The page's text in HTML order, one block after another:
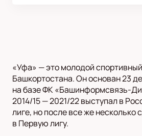
«Уфа» — это молодой
Башкортостана. Он основан 23
на базе ФК «Башинформсвязь-
2014/15 — 2021/22 выступал в
лиге, но после все же несколько
в Первую лигу.